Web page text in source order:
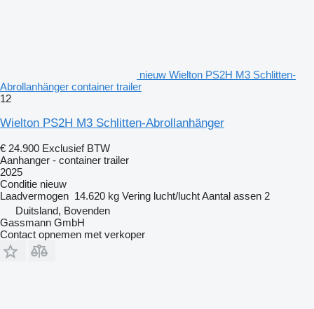
nieuw Wielton PS2H M3 Schlitten-
Abrollanhänger container trailer
12
Wielton PS2H M3 Schlitten-Abrollanhänger
€ 24.900 Exclusief BTW
Aanhanger - container trailer
2025
Conditie nieuw
Laadvermogen 14.620 kg Vering lucht/luchtAantal assen 2
Duitsland, Bovenden
Gassmann GmbH
Contact opnemen met verkoper